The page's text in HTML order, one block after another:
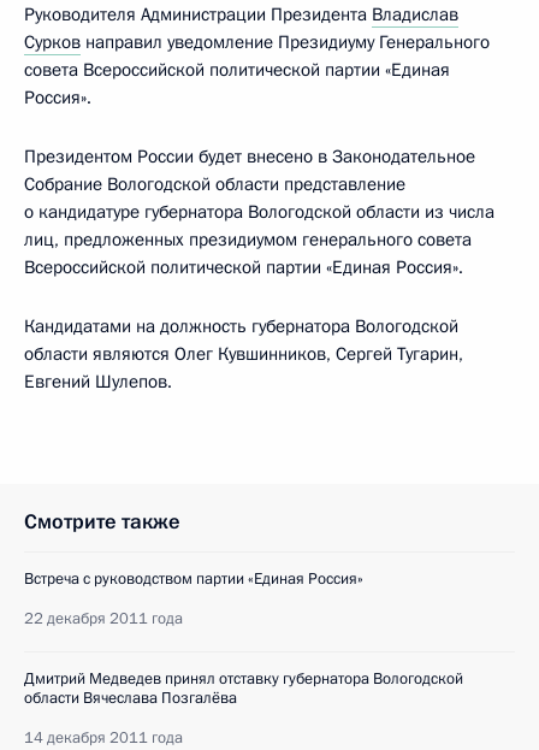
Руководителя Администрации Президента Владислав
Сурков направил уведомление Президиуму Генерального
совета Всероссийской политической партии «Единая
Россия».
Президентом России будет внесено в Законодательное
Собрание Вологодской области представление
о кандидатуре губернатора Вологодской области из числа
лиц, предложенных президиумом генерального совета
Всероссийской политической партии «Единая Россия».
Кандидатами на должность губернатора Вологодской
области являются Олег Кувшинников, Сергей Тугарин,
Евгений Шулепов.
Смотрите также
Встреча с руководством партии «Единая Россия»
22 декабря 2011 года
Дмитрий Медведев принял отставку губернатора Вологодской
области Вячеслава Позгалёва
14 декабря 2011 года